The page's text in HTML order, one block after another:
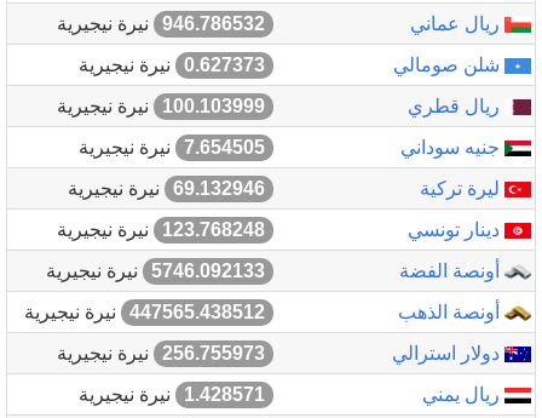
ريال عماني
946.786532
نيرة نيجيرية
شلن صومالي
0.627373
نيرة نيجيرية
ريال قطري
100.103999
نيرة نيجيرية
جنيه سوداني
7.654505
نيرة نيجيرية
ليرة تركية
69.132946
نيرة نيجيرية
دينار تونسي
123.768248
نيرة نيجيرية
أونصة الفضة
5746.092133
نيرة نيجيرية
أونصة الذهب
447565.438512
نيرة نيجيرية
دولار استرالي
256.755973
نيرة نيجيرية
ريال يمني
1.428571
نيرة نيجيرية